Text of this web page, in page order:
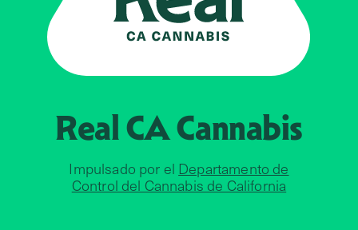
Real CACannabis
Impulsado por el Departamento de
Control del Cannabis de California